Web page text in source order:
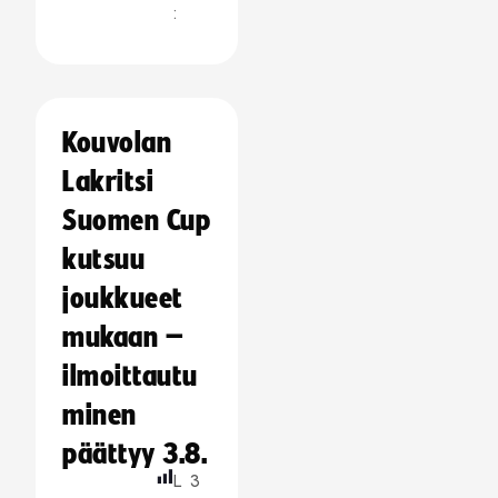
:
Kouvolan
Lakritsi
Suomen Cup
kutsuu
joukkueet
mukaan –
ilmoittautu
minen
päättyy 3.8.
L 3